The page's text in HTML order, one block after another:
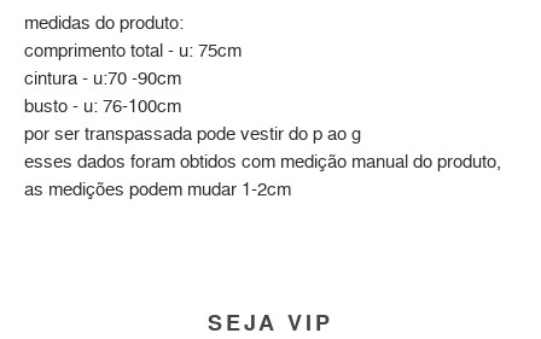
medidas do produto:
comprimento total - u: 75cm
cintura - u:70 -90cm
busto - u: 76-100cm
por ser transpassada pode vestir do p ao g
esses dados foram obtidos com medição manual do produto,
as medições podem mudar 1-2cm
SEJA VIP